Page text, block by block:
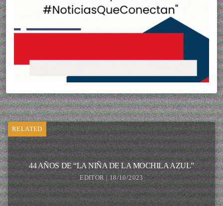
RELATED
44 AÑOS DE “LA NIÑA DE LA MOCHILA AZUL”
EDITOR | 18/10/2023